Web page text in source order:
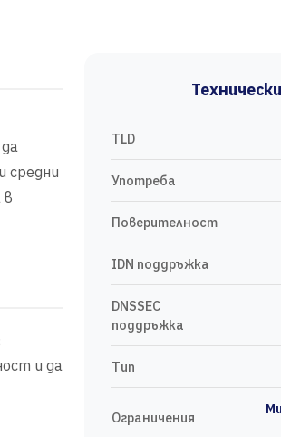
средни
в
и да
TLD
Употреба
Поверителност
IDN поддръжка
DNSSEC
поддръжка
Тип
Ограничения